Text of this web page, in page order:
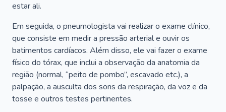
estar ali.
Em seguida, o pneumologista vai realizar o exame clínico,
que consiste em medir a pressão arterial e ouvir os
batimentos cardíacos. Além disso, ele vai fazer o exame
físico do tórax, que inclui a observação da anatomia da
região (normal, “peito de pombo”, escavado etc.), a
palpação, a ausculta dos sons da respiração, da voz e da
tosse e outros testes pertinentes.